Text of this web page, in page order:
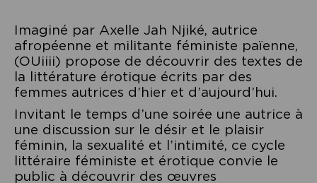
Imaginé par Axelle Jah Njiké, autrice
afropéenne et militante féministe païenne,
(OUiiii) propose de découvrir des textes de
la littérature érotique écrits par des
femmes autrices d’hier et d’aujourd’hui.
Invitant le temps d’une soirée une autrice à
une discussion sur le désir et le plaisir
féminin, la sexualité et l’intimité, ce cycle
littéraire féministe et érotique convie le
public à découvrir des œuvres